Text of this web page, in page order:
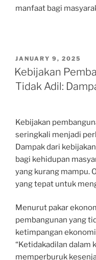
manfaat bagi
POSTED
ON
JANUARY 9, 2025
Kebijakan
Tidak Adil:
Kebijakan
seringkali menjadi
Dampak dari
bagi kehidupan
yang kurang mampu.
yang tepat untuk
Menurut pakar
pembangunan yang
ketimpangan
“Ketidakadilan dalam
memperburuk